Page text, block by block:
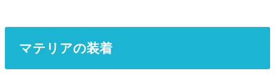
マテリアの装着